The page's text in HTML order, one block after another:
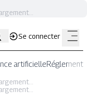
Se connecter
artificielle